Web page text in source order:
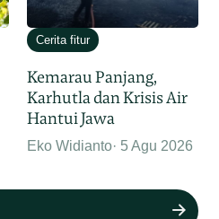
Cerita fitur
Kemarau Panjang,
Karhutla dan Krisis Air
Hantui Jawa
Eko Widianto 5 Agu 2026